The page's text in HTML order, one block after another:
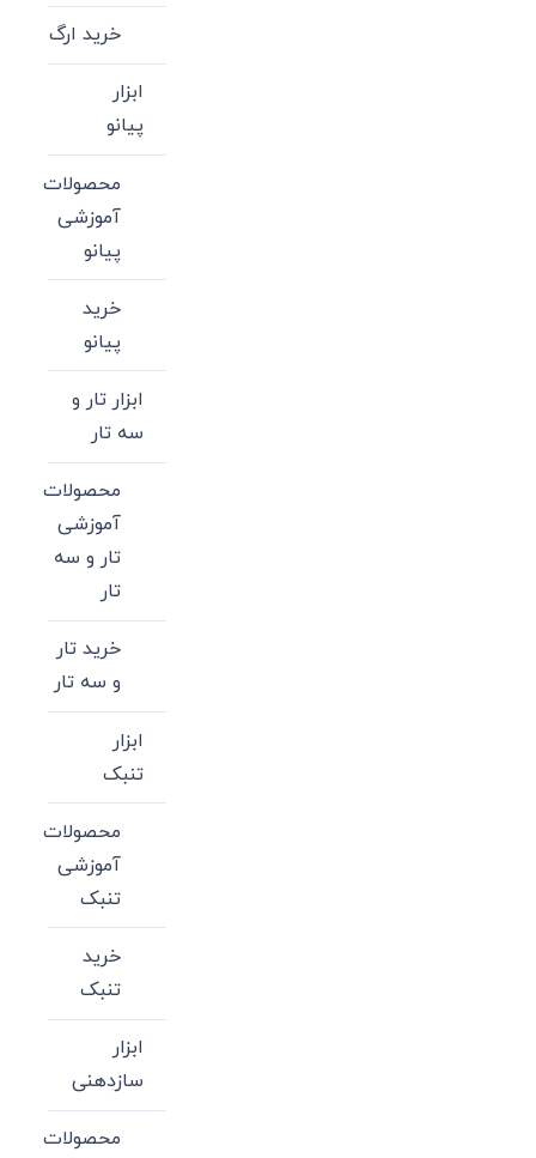
خرید ارگ
ابزار
پیانو
محصولات
آموزشی
پیانو
خرید
پیانو
ابزار تار و
سه تار
محصولات
آموزشی
تار و سه
تار
خرید تار
و سه تار
ابزار
تنبک
محصولات
آموزشی
تنبک
خرید
تنبک
ابزار
سازدهنی
محصولات